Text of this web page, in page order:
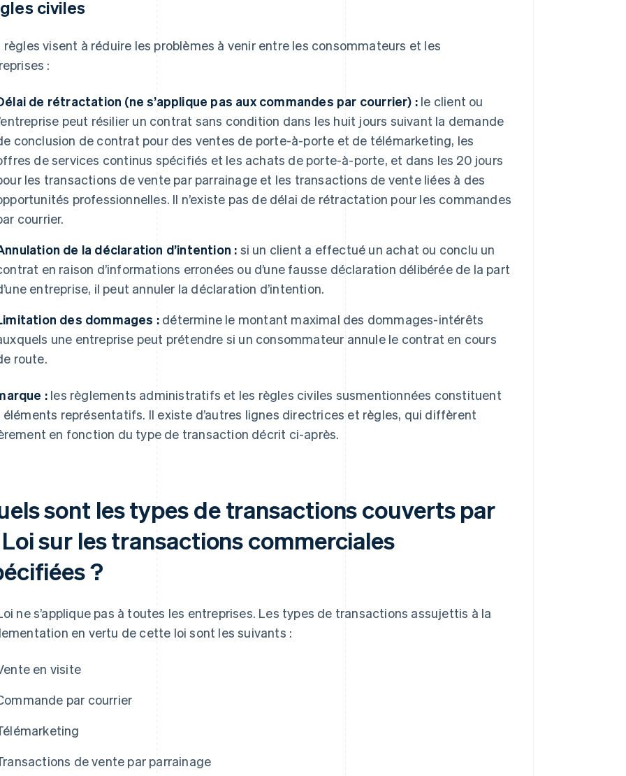
civiles
règles visent à réduire les problèmes à venir entre les consommateurs et les
:
de rétractation (ne s’applique pas aux commandes par courrier) : le client ou
peut résilier un contrat sans condition dans les huit jours suivant la demande
conclusion de contrat pour des ventes de porte-à-porte et de télémarketing, les
de services continus spécifiés et les achats de porte-à-porte, et dans les 20 jours
les transactions de vente par parrainage et les transactions de vente liées à des
professionnelles. Il n’existe pas de délai de rétractation pour les commandes
courrier.
de la déclaration d’intention : si un client a effectué un achat ou conclu un
en raison d’informations erronées ou d’une fausse déclaration délibérée de la part
entreprise, il peut annuler la déclaration d’intention.
des dommages : détermine le montant maximal des dommages-intérêts
une entreprise peut prétendre si un consommateur annule le contrat en cours
route.
: les règlements administratifs et les règles civiles susmentionnées constituent
éléments représentatifs. Il existe d’autres lignes directrices et règles, qui diffèrent
en fonction du type de transaction décrit ci-après.
sont les types de transactions couverts par
sur les transactions commerciales
?
ne s’applique pas à toutes les entreprises. Les types de transactions assujettis à la
en vertu de cette loi sont les suivants :
en visite
par courrier
de vente par parrainage